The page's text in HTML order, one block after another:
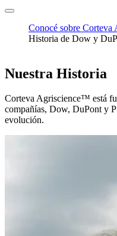
Conocé sobre Corteva
Historia de Dow y
Nuestra Historia
Corteva Agriscience™ está
compañías, Dow, DuPont y
evolución.